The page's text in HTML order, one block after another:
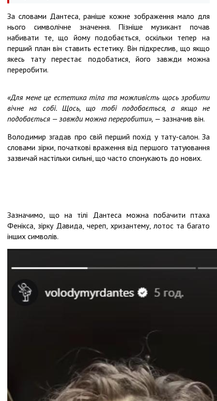
За словами Дантеса, раніше кожне зображення мало для
нього символічне значення. Пізніше музикант почав
набивати те, що йому подобається, оскільки тепер на
перший план він ставить естетику. Він підкреслив, що якщо
якесь тату перестає подобатися, його завжди можна
переробити.
«Для мене це естетика тіла та можливість щось зробити
вічне на собі. Щось, що тобі подобається, а якщо не
подобається — завжди можна переробити», — зазначив він.
Володимир згадав про свій перший похід у тату-салон. За
словами зірки, початкові враження від першого татуювання
зазвичай настільки сильні, що часто спонукають до нових.
Зазначимо, що на тілі Дантеса можна побачити птаха
Фенікса, зірку Давида, череп, хризантему, лотос та багато
інших символів.